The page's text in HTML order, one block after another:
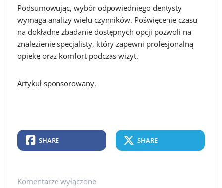
Podsumowując, wybór odpowiedniego dentysty
wymaga analizy wielu czynników. Poświęcenie czasu
na dokładne zbadanie dostępnych opcji pozwoli na
znalezienie specjalisty, który zapewni profesjonalną
opiekę oraz komfort podczas wizyt.
Artykuł sponsorowany.
SHARE SHARE
Komentarze wyłączone